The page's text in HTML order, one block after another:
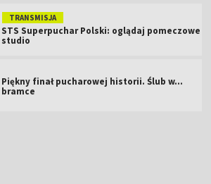
TRANSMISJA
STS Superpuchar Polski: oglądaj pomeczowe
studio
Piękny finał pucharowej historii. Ślub w...
bramce